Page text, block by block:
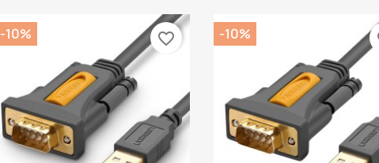
-10% favorite_border -10%